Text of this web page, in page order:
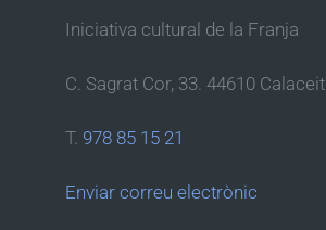
Iniciativa cultural de la Franja
C. Sagrat Cor, 33. 44610 Calaceit.
T. 978 85 15 21
Enviar correu electrònic